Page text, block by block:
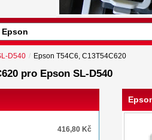
D540 / Epson T54C6, C13T54C620
pro Epson SL-D540
416,80 Kč